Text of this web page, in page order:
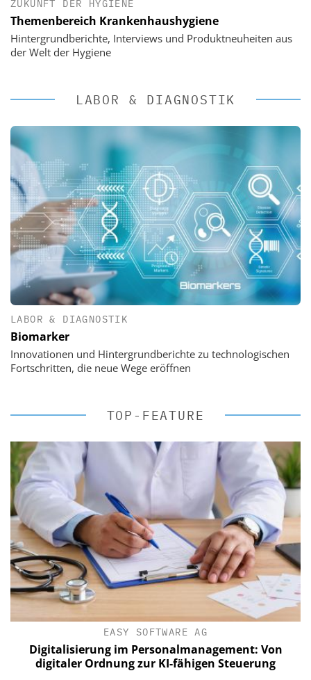
ZUKUNFT DER HYGIENE
Themenbereich Krankenhaushygiene
Hintergrundberichte, Interviews und Produktneuheiten aus
der Welt der Hygiene
LABOR & DIAGNOSTIK
LABOR & DIAGNOSTIK
Biomarker
Innovationen und Hintergrundberichte zu technologischen
Fortschritten, die neue Wege eröffnen
TOP-FEATURE
EASY SOFTWARE AG
Digitalisierung im Personalmanagement: Von
digitaler Ordnung zur KI-fähigen Steuerung